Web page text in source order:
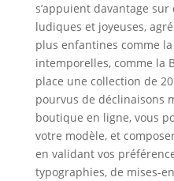
s’appuient davantage
ludiques et joyeuses,
plus enfantines comme
intemporelles, comme la
place une collection de
pourvus de déclinaisons
boutique en ligne, vous
votre modèle, et
en validant vos
typographies, de mises-